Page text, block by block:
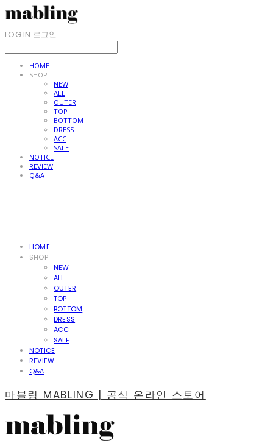
LOG IN 로그인
HOME
SHOP
NEW
ALL
OUTER
TOP
BOTTOM
DRESS
ACC
SALE
NOTICE
REVIEW
Q&A
HOME
SHOP
NEW
ALL
OUTER
TOP
BOTTOM
DRESS
ACC
SALE
NOTICE
REVIEW
Q&A
마블링 MABLING | 공식 온라인 스토어